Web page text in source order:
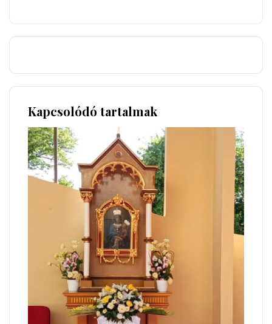
Kapcsolódó tartalmak